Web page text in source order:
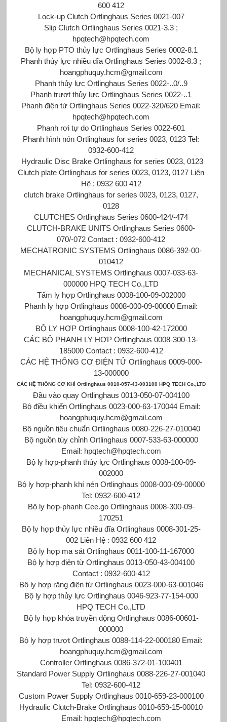
600 412
Lock-up Clutch Ortlinghaus Series 0021-007
Slip Clutch Ortlinghaus Series 0021-3.3 ;
hpqtech@hpqtech.com
Bộ ly hợp PTO thủy lực Ortlinghaus Series 0002-8.1
Phanh thủy lực nhiều đĩa Ortlinghaus Series 0002-8.3 ;
hoangphuquy.hcm@gmail.com
Phanh thủy lực Ortlinghaus Series 0022-..0/..9
Phanh trượt thủy lực Ortlinghaus Series 0022-..1
Phanh điện từ Ortlinghaus Series 0022-320/620 Email:
hpqtech@hpqtech.com
Phanh rơi tự do Ortlinghaus Series 0022-601
Phanh hình nón Ortlinghaus for series 0023, 0123 Tel:
0932-600-412
Hydraulic Disc Brake Ortlinghaus for series 0023, 0123
Clutch plate Ortlinghaus for series 0023, 0123, 0127 Liên
Hệ : 0932 600 412
clutch brake Ortlinghaus for series 0023, 0123, 0127,
0128
CLUTCHES Ortlinghaus Series 0600-424/-474
CLUTCH-BRAKE UNITS Ortlinghaus Series 0600-
070/-072 Contact : 0932-600-412
MECHATRONIC SYSTEMS Ortlinghaus 0086-392-00-
010412
MECHANICAL SYSTEMS Ortlinghaus 0007-033-63-
000000 HPQ TECH Co.,LTD
Tấm ly hợp Ortlinghaus 0008-100-09-002000
Phanh ly hợp Ortlinghaus 0008-000-09-00000 Email:
hoangphuquy.hcm@gmail.com
BỘ LY HỢP Ortlinghaus 0008-100-42-172000
CÁC BỘ PHANH LY HỢP Ortlinghaus 0008-300-13-
185000 Contact : 0932-600-412
CÁC HỆ THỐNG CƠ ĐIỆN TỬ Ortlinghaus 0009-000-
13-000000
CÁC HỆ THỐNG CƠ KHÍ Ortlinghaus 0010-057-43-003100 HPQ TECH Co.,LTD
Đầu vào quay Ortlinghaus 0013-050-07-004100
Bộ điều khiển Ortlinghaus 0023-000-63-170044 Email:
hoangphuquy.hcm@gmail.com
Bộ nguồn tiêu chuẩn Ortlinghaus 0080-226-27-010040
Bộ nguồn tùy chỉnh Ortlinghaus 0007-533-63-000000
Email: hpqtech@hpqtech.com
Bộ ly hợp-phanh thủy lực Ortlinghaus 0008-100-09-
002000
Bộ ly hợp-phanh khí nén Ortlinghaus 0008-000-09-00000
Tel: 0932-600-412
Bộ ly hợp-phanh Cee.go Ortlinghaus 0008-300-09-
170251
Bộ ly hợp thủy lực nhiều đĩa Ortlinghaus 0008-301-25-
002 Liên Hệ : 0932 600 412
Bộ ly hợp ma sát Ortlinghaus 0011-100-11-167000
Bộ ly hợp điện từ Ortlinghaus 0013-050-43-004100
Contact : 0932-600-412
Bộ ly hợp răng điện từ Ortlinghaus 0023-000-63-001046
Bộ ly hợp thủy lực Ortlinghaus 0046-923-77-154-000
HPQ TECH Co.,LTD
Bộ ly hợp khóa truyền động Ortlinghaus 0086-00601-
000000
Bộ ly hợp trượt Ortlinghaus 0088-114-22-000180 Email:
hoangphuquy.hcm@gmail.com
Controller Ortlinghaus 0086-372-01-100401
Standard Power Supply Ortlinghaus 0088-226-27-001040
Tel: 0932-600-412
Custom Power Supply Ortlinghaus 0010-659-23-000100
Hydraulic Clutch-Brake Ortlinghaus 0010-659-15-00010
Email: hpqtech@hpqtech.com